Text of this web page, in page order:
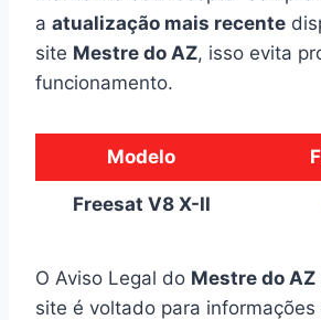
a atualização mais recente
site Mestre do AZ, isso evita
funcionamento.
Modelo
Freesat V8 X-II
O Aviso Legal do Mestre do AZ
site é voltado para